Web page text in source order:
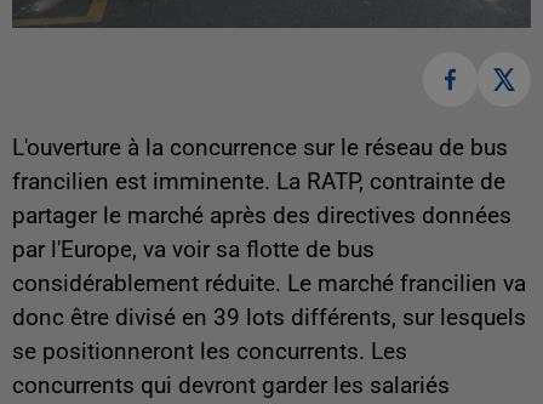
L'ouverture à la concurrence sur le réseau de bus
francilien est imminente. La RATP, contrainte de
partager le marché après des directives données
par l'Europe, va voir sa flotte de bus
considérablement réduite. Le marché francilien va
donc être divisé en 39 lots différents, sur lesquels
se positionneront les concurrents. Les
concurrents qui devront garder les salariés